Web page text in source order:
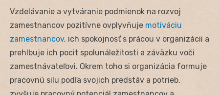
Vzdelávanie a vytváranie podmienok na rozvoj
zamestnancov pozitívne ovplyvňuje motiváciu
zamestnancov, ich spokojnosť s prácou v organizácii a
prehlbuje ich pocit spolunáležitosti a záväzku voči
zamestnávateľovi. Okrem toho si organizácia formuje
pracovnú silu podľa svojich predstáv a potrieb,